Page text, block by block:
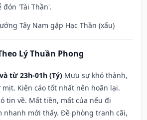
đón 'Tài Thần'.
Tây Nam gặp Hạc Thần (xấu)
Lý Thuần Phong
từ 23h-01h (Tý) Mưu sự khó thành,
Kiện cáo tốt nhất nên hoãn lại.
tin về. Mất tiền, mất của nếu đi
nhanh mới thấy. Đề phòng tranh cãi,